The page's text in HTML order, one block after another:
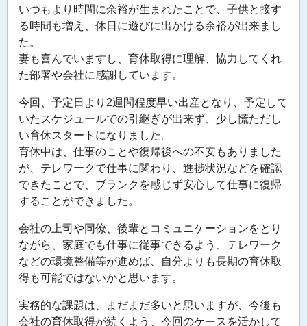
いつもより時間に余裕が生まれたことで、子供と接す
る時間も増え、休日に遊びに出かける余裕が出来まし
た。
妻も喜んでいますし、育休取得に理解、協力してくれ
た部署や会社に感謝しています。
今回、予定日より2週間程度早い出産となり、予定して
いたスケジュールでの引継ぎが出来ず、少し慌ただし
い育休スタートになりました。
育休中は、仕事のことや復帰後への不安もありました
が、テレワークで仕事に関わり、進捗状況などを確認
できたことで、ブランクを感じず安心して仕事に復帰
することができました。
会社の上司や同僚、後輩とコミュニケーションをとり
ながら、家庭でも仕事に従事できるよう、テレワーク
などの環境整備等が進めば、自分よりも長期の育休取
得も可能ではないかと思います。
実務的な課題は、まだまだ多いと思いますが、今後も
会社の育休取得が続くよう、今回のケースを活かして